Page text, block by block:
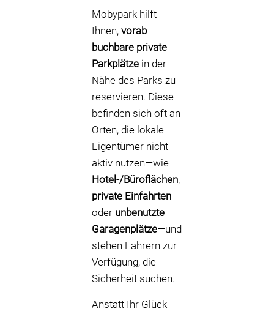
Mobypark hilft
Ihnen, vorab
buchbare private
Parkplätze in der
Nähe des Parks zu
reservieren. Diese
befinden sich oft an
Orten, die lokale
Eigentümer nicht
aktiv nutzen—wie
Hotel-/Büroflächen,
private Einfahrten
oder unbenutzte
Garagenplätze—und
stehen Fahrern zur
Verfügung, die
Sicherheit suchen.
Anstatt Ihr Glück